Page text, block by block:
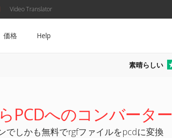
Video Translator
価格 Help
素晴らしい
PCDへのコンバーター
でしかも無料でrgfファイルをpcdに変換